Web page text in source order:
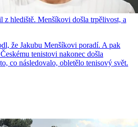
z hlediště. Menšíkovi došla trpělivost, a
že Jakubu Menšíkovi poradí. A pak
tenistovi nakonec došla
co následovalo, obletělo tenisový svět.